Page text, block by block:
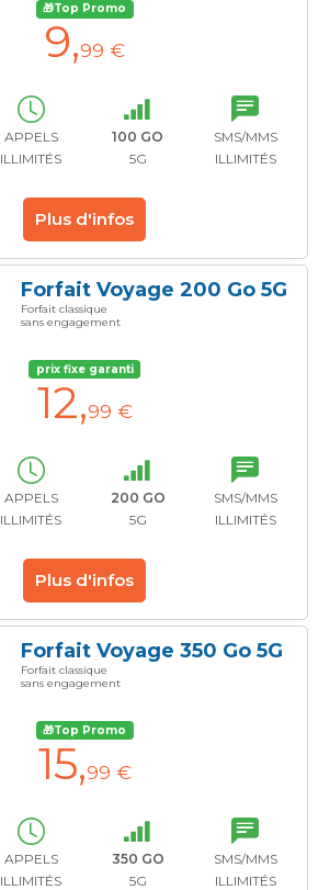
🎁Top Promo
9,99 €
APPELS
ILLIMITÉS
100 GO
5G
SMS/MMS
ILLIMITÉS
Plus d'infos
Forfait Voyage 200 Go 5G
Forfait classique
sans engagement
prix fixe garanti
12,99 €
APPELS
ILLIMITÉS
200 GO
5G
SMS/MMS
ILLIMITÉS
Plus d'infos
Forfait Voyage 350 Go 5G
Forfait classique
sans engagement
🎁Top Promo
15,99 €
APPELS
ILLIMITÉS
350 GO
5G
SMS/MMS
ILLIMITÉS